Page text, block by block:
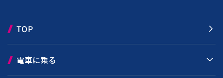
TOP
電車に乗る